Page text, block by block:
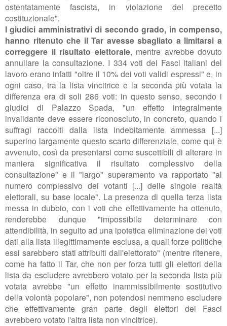
ostentatamente fascista, in violazione del precetto
costituzionale".
I giudici amministrativi di secondo grado, in compenso,
hanno ritenuto che il Tar avesse sbagliato a limitarsi a
correggere il risultato elettorale, mentre avrebbe dovuto
annullare la consultazione. I 334 voti dei Fasci italiani del
lavoro erano infatti "oltre il 10% dei voti validi espressi" e, in
ogni caso, tra la lista vincitrice e la seconda più votata la
differenza era di soli 286 voti: in questo senso, secondo i
giudici di Palazzo Spada, "un effetto integralmente
invalidante deve essere riconosciuto, in concreto, quando i
suffragi raccolti dalla lista indebitamente ammessa [...]
superino largamente questo scarto differenziale, come qui è
avvenuto, così da presentarsi come suscettibili di alterare in
maniera significativa il risultato complessivo della
consultazione" e il "largo" superamento va rapportato "al
numero complessivo dei votanti [...] delle singole realtà
elettorali, su base locale". La presenza di quella terza lista
messa in dubbio, con i voti che effettivamente ha ottenuto,
renderebbe dunque "impossibile determinare con
attendibilità, in seguito ad una ipotetica eliminazione dei voti
dati alla lista illegittimamente esclusa, a quali forze politiche
essi sarebbero stati attribuiti dall'elettorato" (mentre ritenere,
come ha fatto il Tar, che non per forza tutti gli elettori della
lista da escludere avrebbero votato per la seconda lista più
votata avrebbe "un effetto inammissibilmente sostitutivo
della volontà popolare", non potendosi nemmeno escludere
che effettivamente gran parte degli elettori dei Fasci
avrebbero votato l'altra lista non vincitrice).